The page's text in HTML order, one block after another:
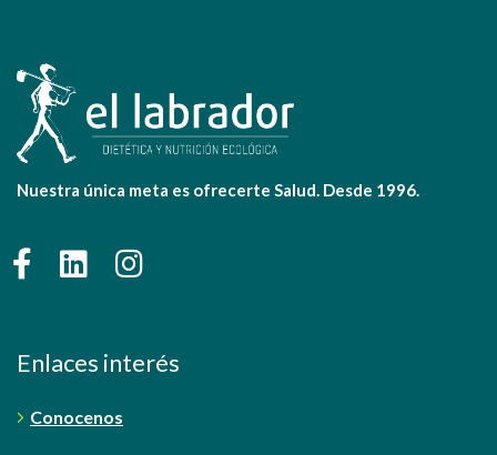
Nuestra única meta es ofrecerte Salud. Desde 1996.
Enlaces interés
Conocenos